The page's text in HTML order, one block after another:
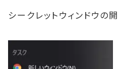
シークレットウィンドウの